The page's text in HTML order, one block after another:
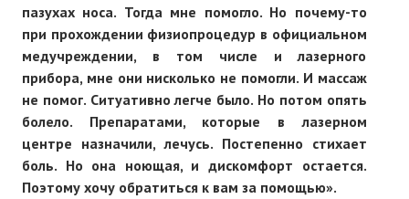
пазухах носа. Тогда мне помогло. Но почему-то
при прохождении физиопроцедур в официальном
медучреждении, в том числе и лазерного
прибора, мне они нисколько не помогли. И массаж
не помог. Ситуативно легче было. Но потом опять
болело. Препаратами, которые в лазерном
центре назначили, лечусь. Постепенно стихает
боль. Но она ноющая, и дискомфорт остается.
Поэтому хочу обратиться к вам за помощью».